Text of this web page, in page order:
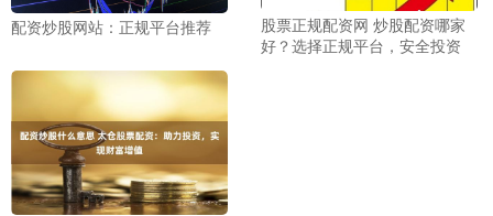
配资炒股网站：正规平台推荐
股票正规配资网 炒股配资哪家
好？选择正规平台，安全投资